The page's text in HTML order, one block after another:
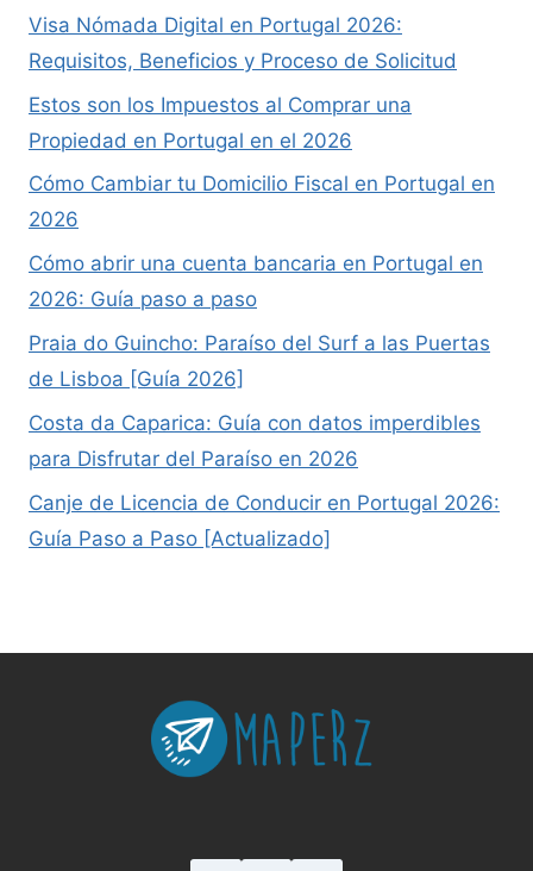
Visa Nómada Digital en Portugal 2026:
Requisitos, Beneficios y Proceso de Solicitud
Estos son los Impuestos al Comprar una
Propiedad en Portugal en el 2026
Cómo Cambiar tu Domicilio Fiscal en Portugal en
2026
Cómo abrir una cuenta bancaria en Portugal en
2026: Guía paso a paso
Praia do Guincho: Paraíso del Surf a las Puertas
de Lisboa [Guía 2026]
Costa da Caparica: Guía con datos imperdibles
para Disfrutar del Paraíso en 2026
Canje de Licencia de Conducir en Portugal 2026:
Guía Paso a Paso [Actualizado]